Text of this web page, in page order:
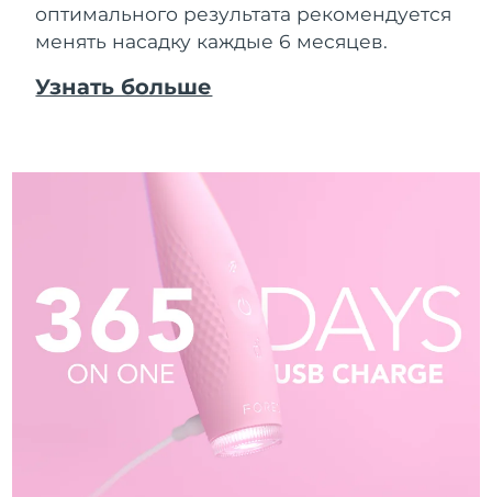
оптимального результата рекомендуется
менять насадку каждые 6 месяцев.
Узнать больше